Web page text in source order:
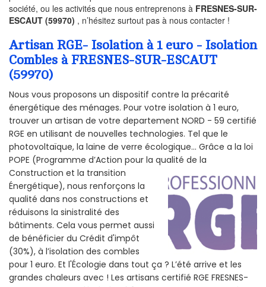
société, ou les activités que nous entreprenons à FRESNES-SUR-
ESCAUT (59970) , n’hésitez surtout pas à nous contacter !
Artisan RGE- Isolation à 1 euro - Isolation
Combles à FRESNES-SUR-ESCAUT
(59970)
Nous vous proposons un dispositif contre la précarité
énergétique des ménages. Pour votre isolation à 1 euro,
trouver un artisan de votre departement NORD - 59 certifié
RGE en utilisant de nouvelles technologies. Tel que le
photovoltaïque, la laine de verre écologique... Grâce a la loi
POPE (Programme d’Action pour la qualité de la
Construction et la transition
Énergétique), nous renforçons la
qualité dans nos constructions et
réduisons la sinistralité des
bâtiments. Cela vous permet aussi
de bénéficier du Crédit d'impôt
(30%), à l’isolation des combles
pour 1 euro. Et l'Écologie dans tout ça ? L’été arrive et les
grandes chaleurs avec ! Les artisans certifié RGE FRESNES-